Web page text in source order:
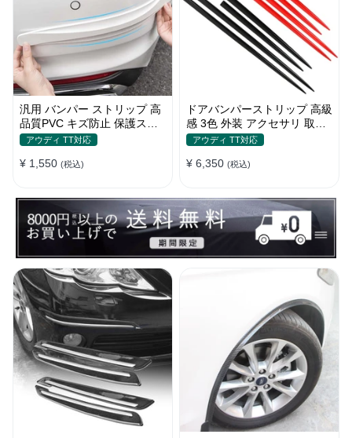
汎用 バンパー ストリップ 高
品質PVC キズ防止 保護ステ
ッカー 4色 フロント・リア
アウディ TT対応
¥ 1,550 (税込)
ドアバンパーストリップ 高級
感 3色 外装 アクセサリ 取付
簡単 保護フィルム キズ防止
アウディ TT対応
¥ 6,350 (税込)